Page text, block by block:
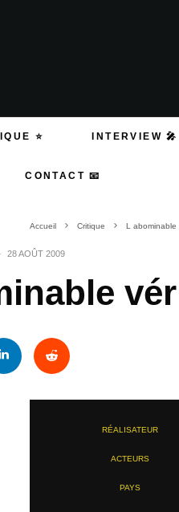
⭐ INTERVIEW 🎤
CONTACT 📧
Accueil Critique L abominable
· 28 AOÛT 2009
RÉALISATEUR
ACTEURS
PAYS